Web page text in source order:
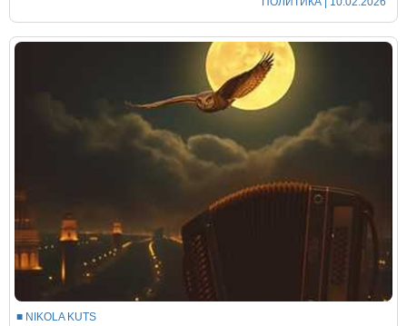
■ NIKOLA KUTS